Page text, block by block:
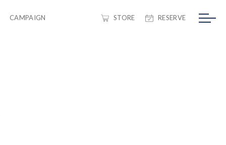
CAMPAIGN STORE RESERVE